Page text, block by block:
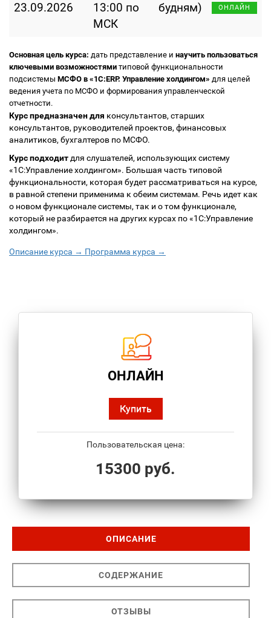
23.09.2026
13:00 по
МСК
будням)
ОНЛАЙН
Основная цель курса: дать представление и научить пользоваться
ключевыми возможностями типовой функциональности
подсистемы МСФО в «1С:ERP. Управление холдингом» для целей
ведения учета по МСФО и формирования управленческой
отчетности.
Курс предназначендля консультантов, старших
консультантов, руководителей проектов, финансовых
аналитиков, бухгалтеров по МСФО.
Курс подходит для слушателей, использующих систему
«1С:Управление холдингом». Большая часть типовой
функциональности, которая будет рассматриваться на курсе,
в равной степени применима к обеим системам. Речь идет как
о новом функционале системы, так и о том функционале,
который не разбирается на других курсах по «1С:Управление
холдингом».
Описание курса → Программа курса →
ОНЛАЙН
Купить
Пользовательская цена:
15300 руб.
ОПИСАНИЕ
СОДЕРЖАНИЕ
ОТЗЫВЫ